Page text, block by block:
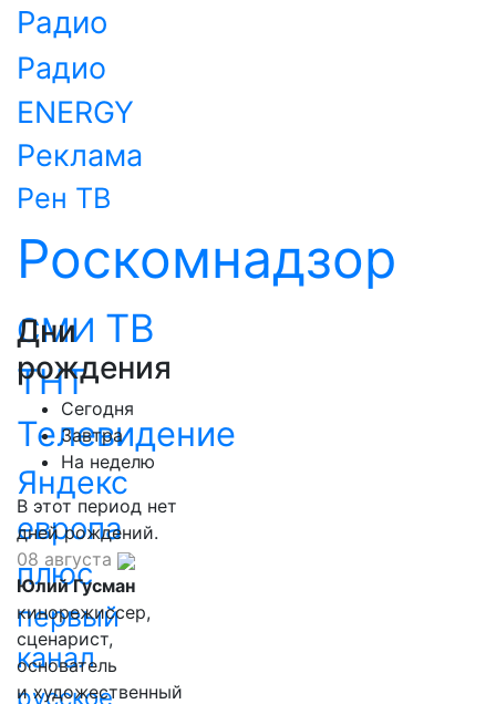
Радио
Радио
ENERGY
Реклама
Рен ТВ
Роскомнадзор
СМИ ТВ
ТНТ
Телевидение
Яндекс
европа
плюс
первый
канал
русское
Дни
рождения
Сегодня
Завтра
На неделю
В этот период нет
дней рождений.
08 августа
Юлий Гусман
кинорежиссер,
сценарист,
основатель
и художественный